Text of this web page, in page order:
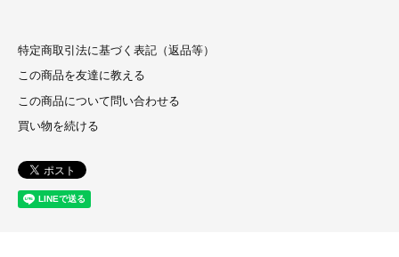
特定商取引法に基づく表記（返品等）
この商品を友達に教える
この商品について問い合わせる
買い物を続ける